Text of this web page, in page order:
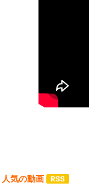
人気の動画